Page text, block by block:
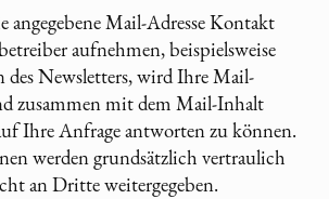
angegebene Mail-Adresse Kontakt
aufnehmen, beispielsweise
Newsletters, wird Ihre Mail-
zusammen mit dem Mail-Inhalt
Ihre Anfrage antworten zu können.
werden grundsätzlich vertraulich
an Dritte weitergegeben.